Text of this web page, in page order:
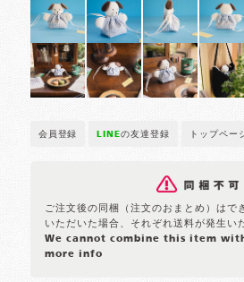
会員登録 LINEの友達登録 トップペー
ご注文後の同梱（注文のおまとめ）はで
いただいた場合、それぞれ送料が発生い
We cannot combine this item
more info